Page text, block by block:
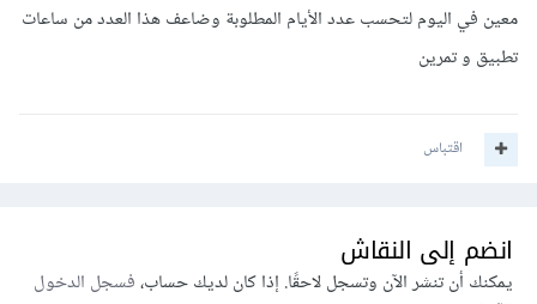
معين في اليوم لتحسب عدد الأيام المطلوبة وضاعف هذا العدد من ساعات
تطبيق و تمرين
اقتباس
انضم إلى النقاش
يمكنك أن تنشر الآن وتسجل لاحقًا. إذا كان لديك حساب،فسجل الدخول